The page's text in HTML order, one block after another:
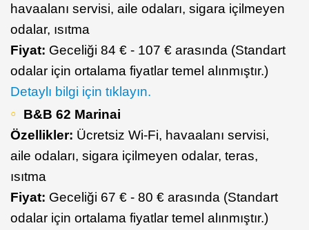
havaalanı servisi, aile odaları, sigara içilmeyen
odalar, ısıtma
Fiyat: Geceliği 84 € - 107 € arasında (Standart
odalar için ortalama fiyatlar temel alınmıştır.)
Detaylı bilgi için tıklayın.
B&B 62 Marinai
Özellikler: Ücretsiz Wi-Fi, havaalanı servisi,
aile odaları, sigara içilmeyen odalar, teras,
ısıtma
Fiyat: Geceliği 67 € - 80 € arasında (Standart
odalar için ortalama fiyatlar temel alınmıştır.)